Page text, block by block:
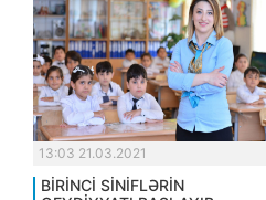
13:03 21.03.2021
BİRİNCİ SİNİFLƏRİN